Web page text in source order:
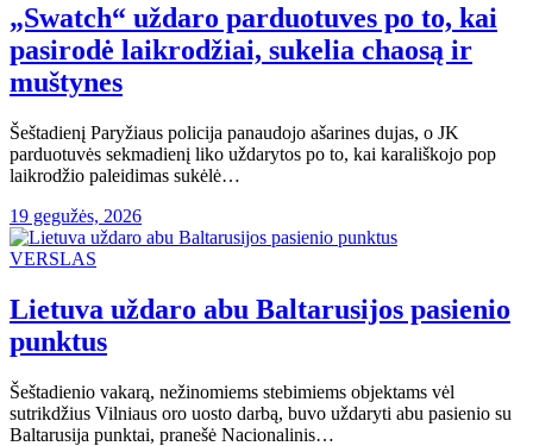
„Swatch“ uždaro parduotuves po to, kai
pasirodė laikrodžiai, sukelia chaosą ir
muštynes
Šeštadienį Paryžiaus policija panaudojo ašarines dujas, o JK
parduotuvės sekmadienį liko uždarytos po to, kai karališkojo pop
laikrodžio paleidimas sukėlė…
19 gegužės, 2026
VERSLAS
Lietuva uždaro abu Baltarusijos pasienio
punktus
Šeštadienio vakarą, nežinomiems stebimiems objektams vėl
sutrikdžius Vilniaus oro uosto darbą, buvo uždaryti abu pasienio su
Baltarusija punktai, pranešė Nacionalinis…